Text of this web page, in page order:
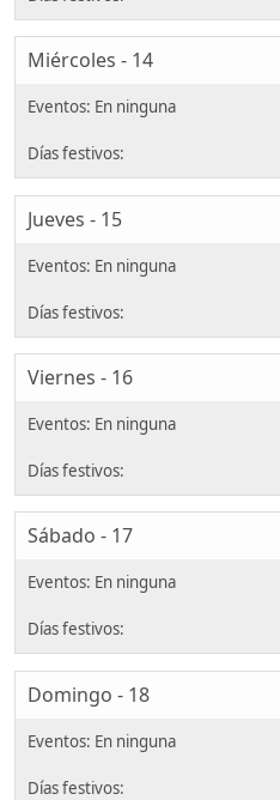
Miércoles - 14
Jueves - 15
Viernes - 16
Sábado - 17
Domingo - 18